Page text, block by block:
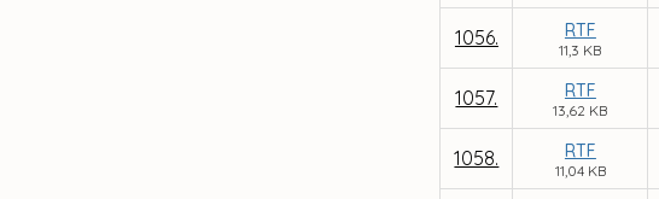
1056. RTF
11,3 KB
1057. RTF
13,62 KB
1058. RTF
11,04 KB